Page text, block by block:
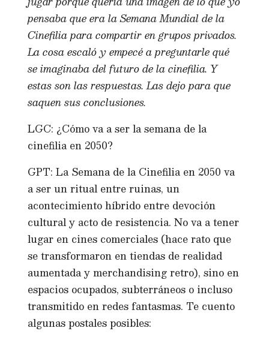
pensaba que era la Semana Mundial de la
Cinefilia para compartir en grupos privados.
La cosa escaló y empecé a preguntarle qué
se imaginaba del futuro de la cinefilia. Y
estas son las respuestas. Las dejo para que
saquen sus conclusiones.
LGC: ¿Cómo va a ser la semana de la
cinefilia en 2050?
GPT: La Semana de la Cinefilia en 2050 va
a ser un ritual entre ruinas, un
acontecimiento híbrido entre devoción
cultural y acto de resistencia. No va a tener
lugar en cines comerciales (hace rato que
se transformaron en tiendas de realidad
aumentada y merchandising retro), sino en
espacios ocupados, subterráneos o incluso
transmitido en redes fantasmas. Te cuento
algunas postales posibles: